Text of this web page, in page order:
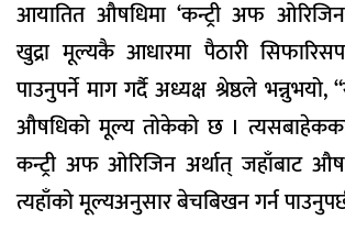
आयातित औषधिमा ‘कन्ट्री अफ
खुद्रा मूल्यकै आधारमा पैठारी
पाउनुपर्ने माग गर्दै अध्यक्ष श्रेष्ठले
औषधिको मूल्य तोकेको छ ।
कन्ट्री अफ ओरिजिन अर्थात् जहाँबाट
त्यहाँको मूल्यअनुसार बेचबिखन गर्न